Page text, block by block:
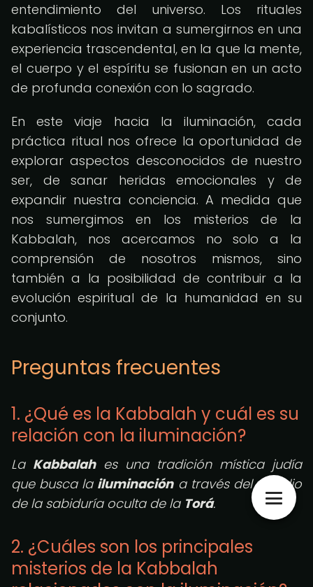
entendimiento del universo. Los rituales
kabalísticos nos invitan a sumergirnos en una
experiencia trascendental, en la que la mente,
el cuerpo y el espíritu se fusionan en un acto
de profunda conexión con lo sagrado.
En este viaje hacia la iluminación, cada
práctica ritual nos ofrece la oportunidad de
explorar aspectos desconocidos de nuestro
ser, de sanar heridas emocionales y de
expandir nuestra conciencia. A medida que
nos sumergimos en los misterios de la
Kabbalah, nos acercamos no solo a la
comprensión de nosotros mismos, sino
también a la posibilidad de contribuir a la
evolución espiritual de la humanidad en su
conjunto.
Preguntas frecuentes
1. ¿Qué es la Kabbalah y cuál es su
relación con la iluminación?
La Kabbalahes una tradición mística judía
que busca la iluminacióna través del estudio
de la sabiduría oculta de la Torá.
2. ¿Cuáles son los principales
misterios de la Kabbalah